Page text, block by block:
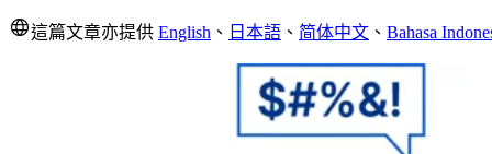
這篇文章亦提供 English 、 日本語 、 简体中文 、 Bahasa